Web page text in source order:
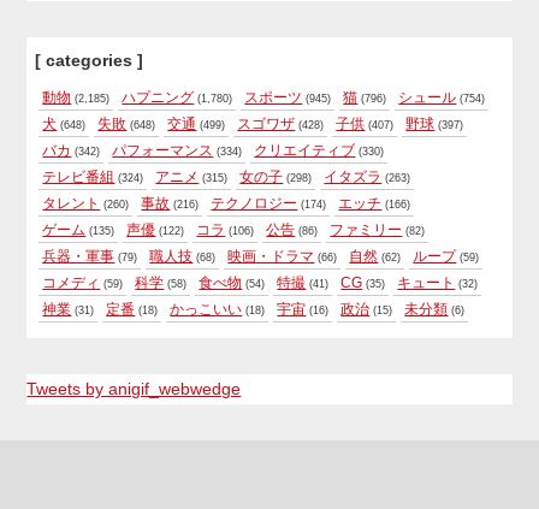
[ categories ]
動物 (2,185) ハプニング (1,780) スポーツ (945) 猫 (796) シュール (754)
犬 (648) 失敗 (648) 交通 (499) スゴワザ (428) 子供 (407) 野球 (397)
バカ (342) パフォーマンス (334) クリエイティブ (330)
テレビ番組 (324) アニメ (315) 女の子 (298) イタズラ (263)
タレント (260) 事故 (216) テクノロジー (174) エッチ (166)
ゲーム (135) 声優 (122) コラ (106) 公告 (86) ファミリー (82)
兵器・軍事 (79) 職人技 (68) 映画・ドラマ (66) 自然 (62) ループ (59)
コメディ (59) 科学 (58) 食べ物 (54) 特撮 (41) CG (35) キュート (32)
神業 (31) 定番 (18) かっこいい (18) 宇宙 (16) 政治 (15) 未分類 (6)
Tweets by anigif_webwedge